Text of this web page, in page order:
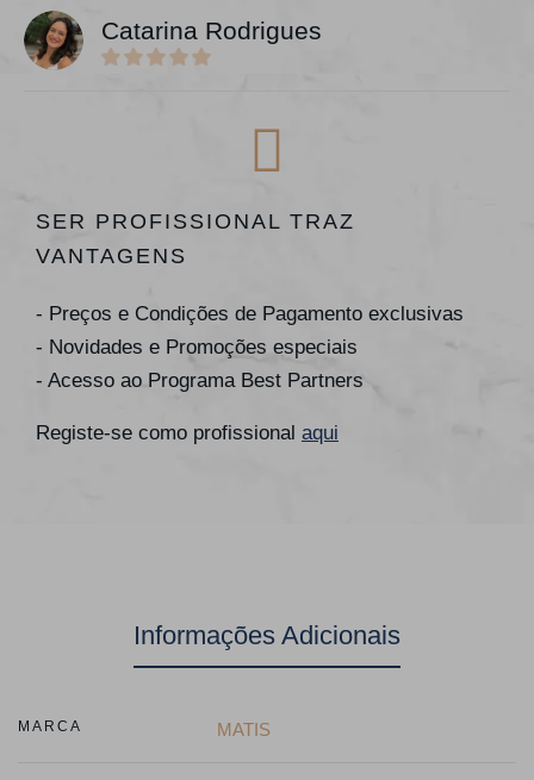
Catarina Rodrigues
SER PROFISSIONAL TRAZ
VANTAGENS
- Preços e Condições de Pagamento exclusivas
- Novidades e Promoções especiais
- Acesso ao Programa Best Partners
Registe-se como profissional aqui
Informações Adicionais
MARCA MATIS